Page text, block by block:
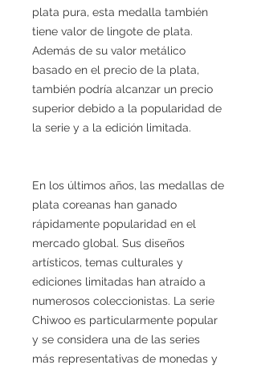
plata pura, esta medalla también
tiene valor de lingote de plata.
Además de su valor metálico
basado en el precio de la plata,
también podría alcanzar un precio
superior debido a la popularidad de
la serie y a la edición limitada.
En los últimos años, las medallas de
plata coreanas han ganado
rápidamente popularidad en el
mercado global. Sus diseños
artísticos, temas culturales y
ediciones limitadas han atraído a
numerosos coleccionistas. La serie
Chiwoo es particularmente popular
y se considera una de las series
más representativas de monedas y